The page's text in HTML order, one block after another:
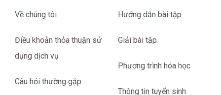
Về chúng tôi
Điều khoản thỏa thuận sử
dụng dịch vụ
Câu hỏi thường gặp
Hướng dẫn bài tập
Giải bài tập
Phương trình hóa học
Thông tin tuyển sinh